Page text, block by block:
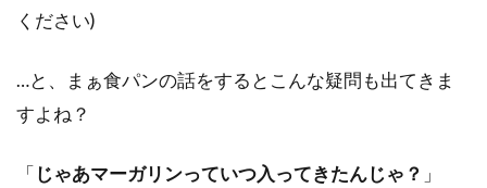
ください)
…と、まぁ食パンの話をするとこんな疑問も出てきま
すよね？
「じゃあマーガリンっていつ入ってきたんじゃ？ 」